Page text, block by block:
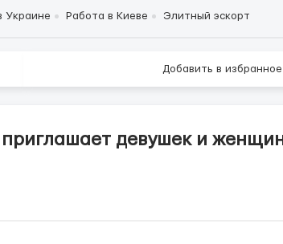
Украине Работа в Киеве Элитный эскорт
Добавить в избранное
девушек и